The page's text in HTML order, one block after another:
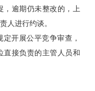
，逾期仍未整改的，上
人进行约谈。
展公平竞争审查，
直接负责的主管人员和